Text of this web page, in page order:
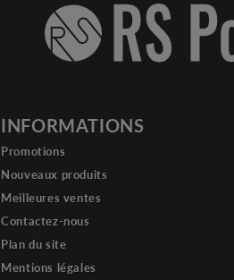
INFORMATIONS
Promotions
Nouveaux produits
Meilleures ventes
Contactez-nous
Plan du site
Mentions légales